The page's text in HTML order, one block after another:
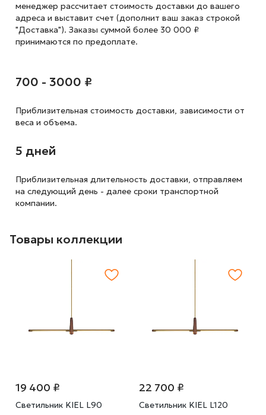
менеджер рассчитает стоимость доставки до вашего
адреса и выставит счет (дополнит ваш заказ строкой
"Доставка"). Заказы суммой более 30 000 ₽
принимаются по предоплате.
700 - 3000 ₽
Приблизительная стоимость доставки, зависимости от
веса и объема.
5 дней
Приблизительная длительность доставки, отправляем
на следующий день - далее сроки транспортной
компании.
Товары коллекции
19 400 ₽
Светильник KIEL L90
22 700 ₽
Светильник KIEL L120